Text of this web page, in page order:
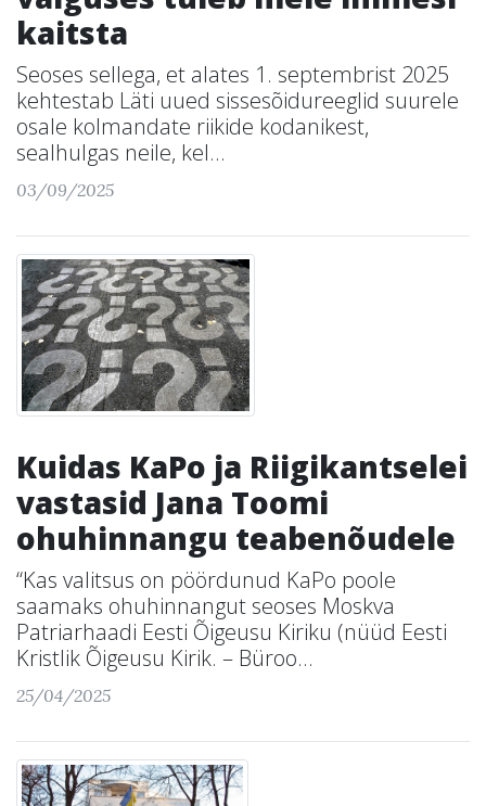
kaitsta
Seoses sellega, et alates 1. septembrist 2025
kehtestab Läti uued sissesõidureeglid suurele
osale kolmandate riikide kodanikest,
sealhulgas neile, kel...
03/09/2025
Kuidas KaPo ja Riigikantselei
vastasid Jana Toomi
ohuhinnangu teabenõudele
“Kas valitsus on pöördunud KaPo poole
saamaks ohuhinnangut seoses Moskva
Patriarhaadi Eesti Õigeusu Kiriku (nüüd Eesti
Kristlik Õigeusu Kirik. – Büroo...
25/04/2025